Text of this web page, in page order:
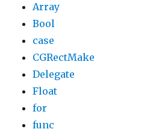
Array
Bool
case
CGRectMake
Delegate
Float
for
func